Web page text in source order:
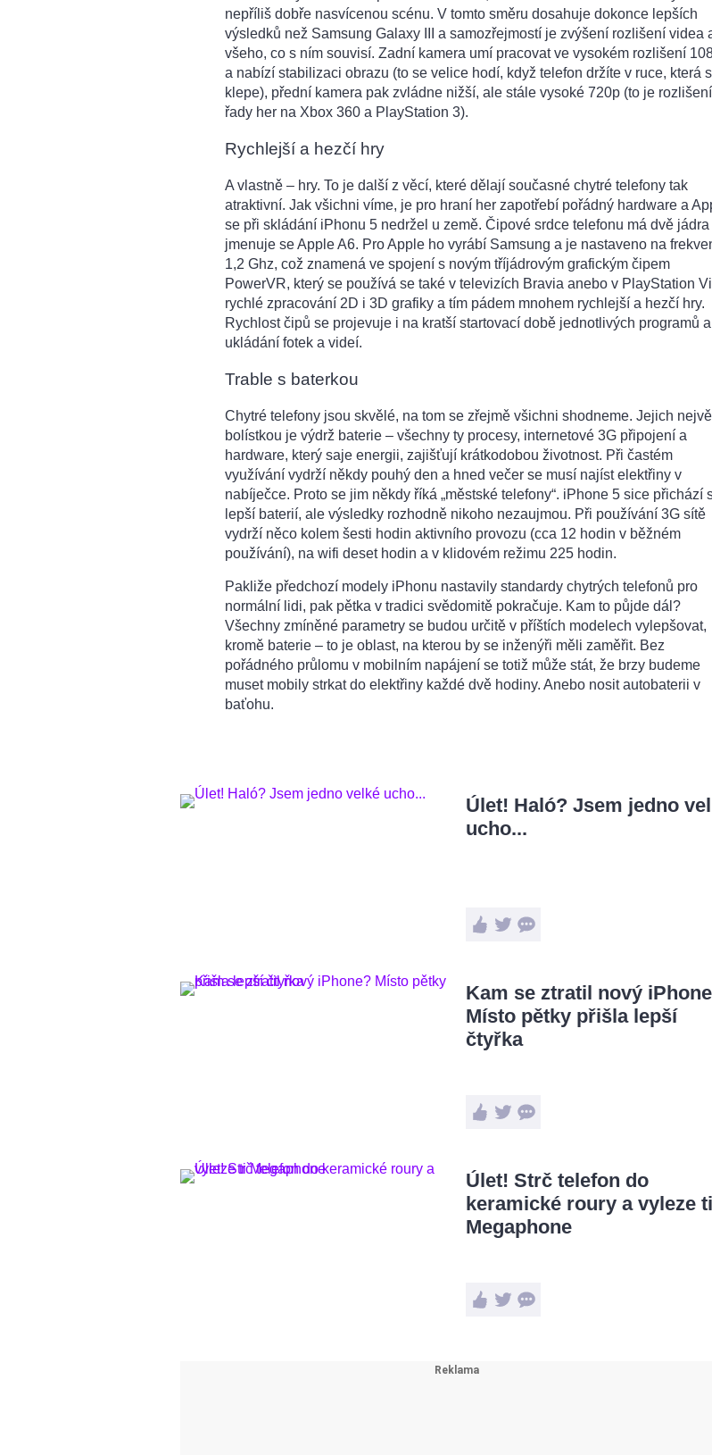
nepříliš dobře nasvícenou scénu. V tomto směru dosahuje dokonce lepších
výsledků než Samsung Galaxy III a samozřejmostí je zvýšení rozlišení videa
všeho, co s ním souvisí. Zadní kamera umí pracovat ve vysokém rozlišení
a nabízí stabilizaci obrazu (to se velice hodí, když telefon držíte v ruce, která
klepe), přední kamera pak zvládne nižší, ale stále vysoké 720p (to je rozlišení
řady her na Xbox 360 a PlayStation 3).
Rychlejší a hezčí hry
A vlastně – hry. To je další z věcí, které dělají současné chytré telefony tak
atraktivní. Jak všichni víme, je pro hraní her zapotřebí pořádný hardware a
se při skládání iPhonu 5 nedržel u země. Čipové srdce telefonu má dvě jádra
jmenuje se Apple A6. Pro Apple ho vyrábí Samsung a je nastaveno na
1,2 Ghz, což znamená ve spojení s novým tříjádrovým grafickým čipem
PowerVR, který se používá se také v televizích Bravia anebo v PlayStation
rychlé zpracování 2D i 3D grafiky a tím pádem mnohem rychlejší a hezčí hry.
Rychlost čipů se projevuje i na kratší startovací době jednotlivých programů a
ukládání fotek a videí.
Trable s baterkou
Chytré telefony jsou skvělé, na tom se zřejmě všichni shodneme. Jejich
bolístkou je výdrž baterie – všechny ty procesy, internetové 3G připojení a
hardware, který saje energii, zajišťují krátkodobou životnost. Při častém
využívání vydrží někdy pouhý den a hned večer se musí najíst elektřiny v
nabíječce. Proto se jim někdy říká „městské telefony“. iPhone 5 sice přichází
lepší baterií, ale výsledky rozhodně nikoho nezaujmou. Při používání 3G sítě
vydrží něco kolem šesti hodin aktivního provozu (cca 12 hodin v běžném
používání), na wifi deset hodin a v klidovém režimu 225 hodin.
Pakliže předchozí modely iPhonu nastavily standardy chytrých telefonů pro
normální lidi, pak pětka v tradici svědomitě pokračuje. Kam to půjde dál?
Všechny zmíněné parametry se budou určitě v příštích modelech vylepšovat,
kromě baterie – to je oblast, na kterou by se inženýři měli zaměřit. Bez
pořádného průlomu v mobilním napájení se totiž může stát, že brzy budeme
muset mobily strkat do elektřiny každé dvě hodiny. Anebo nosit autobaterii v
baťohu.
Úlet! Haló? Jsem jedno
ucho...
Kam se ztratil nový
Místo pětky přišla lepší
čtyřka
Úlet! Strč telefon do
keramické roury a vyleze ti
Megaphone